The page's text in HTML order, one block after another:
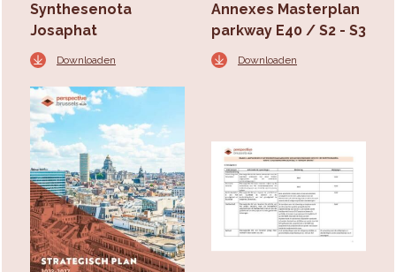
Synthesenota
Josaphat
Downloaden
Annexes Masterplan
parkway E40 / S2 - S3
Downloaden